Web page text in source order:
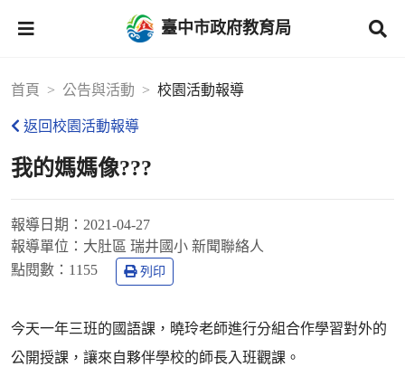
臺中市政府教育局
首頁 公告與活動 校園活動報導
返回校園活動報導
我的媽媽像???
報導日期： 2021-04-27
報導單位： 大肚區 瑞井國小 新聞聯絡人
點閱數： 1155 列印
今天一年三班的國語課，曉玲老師進行分組合作學習對外的
公開授課，讓來自夥伴學校的師長入班觀課。